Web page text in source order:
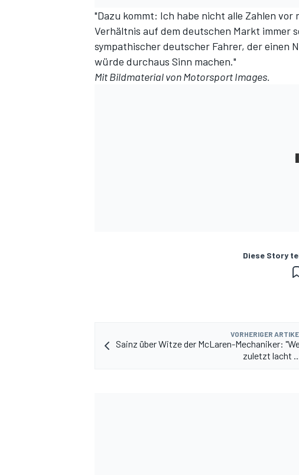
"Dazu kommt: Ich habe nicht alle Zahlen vor
Verhältnis auf dem deutschen Markt immer
sympathischer deutscher Fahrer, der einen
würde durchaus Sinn machen."
Mit Bildmaterial vonMotorsport Images.
Diese Story
VORHERIGER
Sainz über Witze der McLaren-Mechaniker:
zuletzt lacht